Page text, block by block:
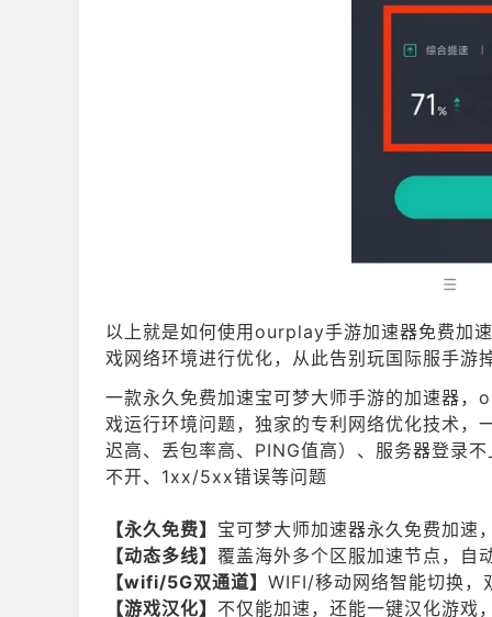
以上就是如何使用ourplay手游加速器免费加
戏网络环境进行优化，从此告别玩国际服手
一款永久免费加速宝可梦大师手游的加速器，
戏运行环境问题，独家的专利网络优化技术，
迟高、丢包率高、PING值高）、服务器登录
不开、1xx/5xx错误等问题
【永久免费】 宝可梦大师加速器永久免费加速
【动态多线】 覆盖海外多个区服加速节点，自
【wifi/5G双通道】 WIFI/移动网络智能切换，
【游戏汉化】 不仅能加速，还能一键汉化游戏